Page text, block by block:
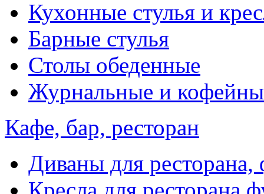
Кухонные стулья и
Барные стулья
Столы обеденные
Журнальные и
Кафе, бар, ресторан
Диваны для ресторана,